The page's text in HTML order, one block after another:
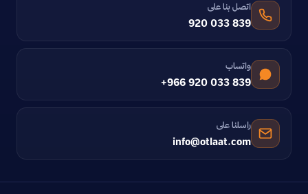
اتصل بنا على
920 033 839
واتساب
+966 920 033 839
راسلنا على
info@otlaat.com